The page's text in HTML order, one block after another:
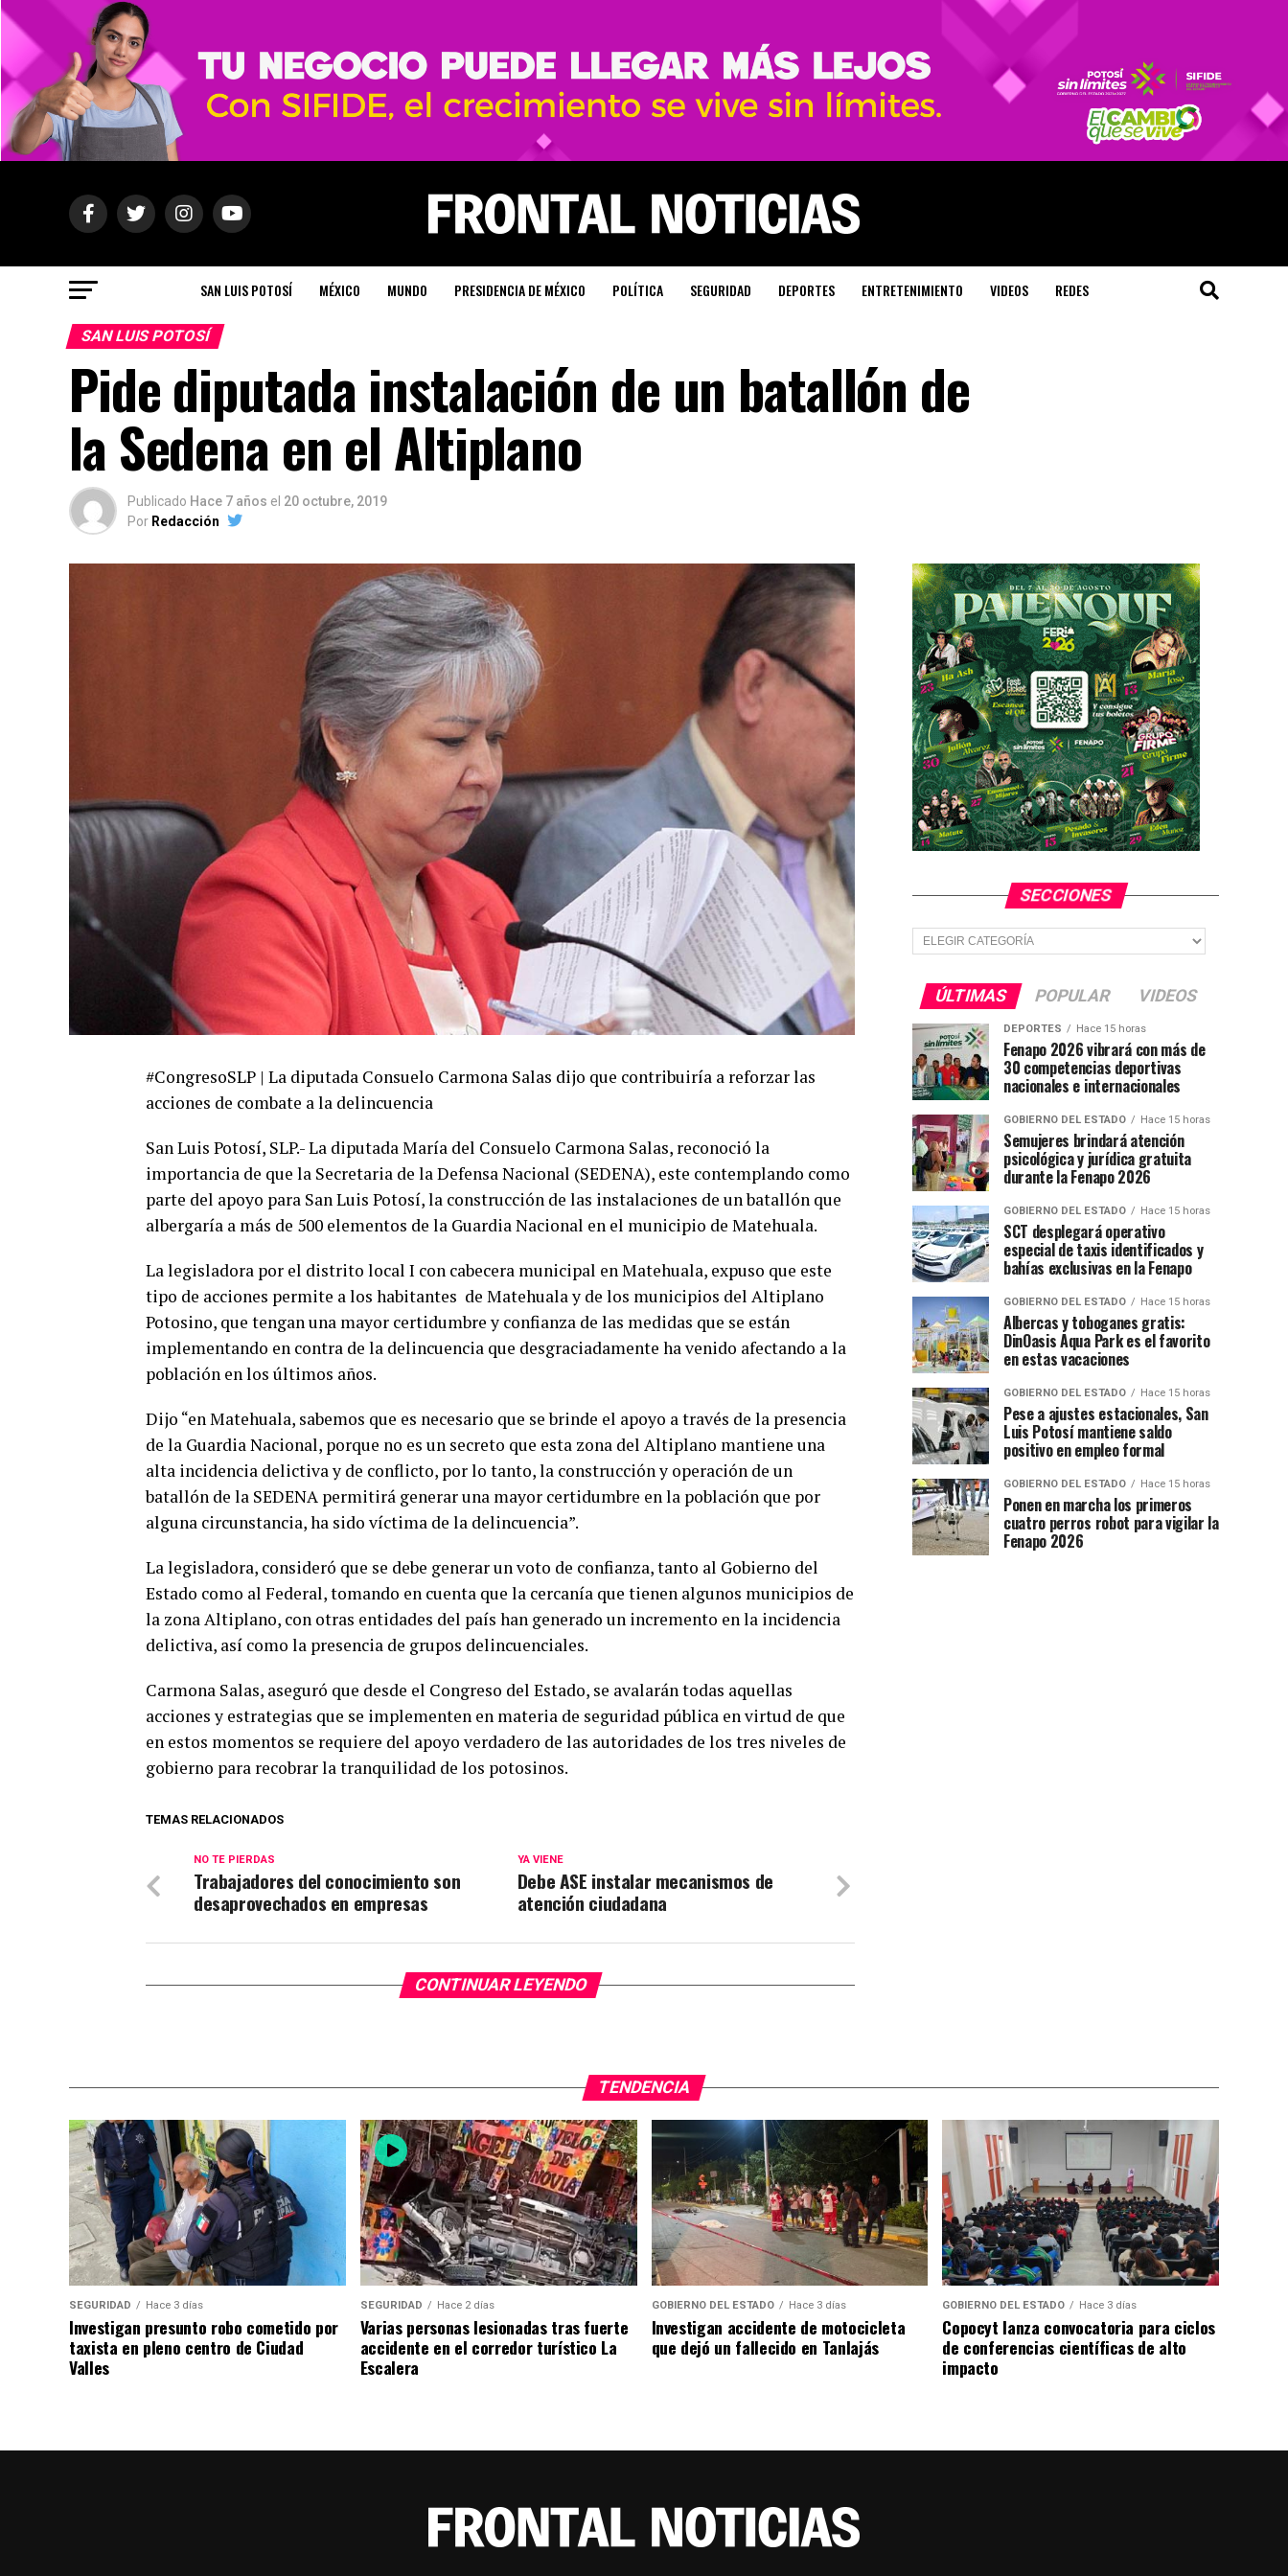
SAN LUIS POTOSÍ MÉXICO MUNDO PRESIDENCIA DE MÉXICO POLÍTICA SEGURIDAD DEPORTES ENTRETENIMIENTO VIDEOS REDES
SAN LUIS POTOSÍ
Pide diputada instalación de un batallón de
la Sedena en el Altiplano
Publicado Hace 7 años el 20 octubre, 2019
Por Redacción
#CongresoSLP | La diputada Consuelo Carmona Salas dijo que contribuiría a reforzar las
acciones de combate a la delincuencia
San Luis Potosí, SLP.- La diputada María del Consuelo Carmona Salas, reconoció la
importancia de que la Secretaria de la Defensa Nacional (SEDENA), este contemplando como
parte del apoyo para San Luis Potosí, la construcción de las instalaciones de un batallón que
albergaría a más de 500 elementos de la Guardia Nacional en el municipio de Matehuala.
La legisladora por el distrito local I con cabecera municipal en Matehuala, expuso que este
tipo de acciones permite a los habitantes de Matehuala y de los municipios del Altiplano
Potosino, que tengan una mayor certidumbre y confianza de las medidas que se están
implementando en contra de la delincuencia que desgraciadamente ha venido afectando a la
población en los últimos años.
Dijo “en Matehuala, sabemos que es necesario que se brinde el apoyo a través de la presencia
de la Guardia Nacional, porque no es un secreto que esta zona del Altiplano mantiene una
alta incidencia delictiva y de conflicto, por lo tanto, la construcción y operación de un
batallón de la SEDENA permitirá generar una mayor certidumbre en la población que por
alguna circunstancia, ha sido víctima de la delincuencia”.
La legisladora, consideró que se debe generar un voto de confianza, tanto al Gobierno del
Estado como al Federal, tomando en cuenta que la cercanía que tienen algunos municipios de
la zona Altiplano, con otras entidades del país han generado un incremento en la incidencia
delictiva, así como la presencia de grupos delincuenciales.
Carmona Salas, aseguró que desde el Congreso del Estado, se avalarán todas aquellas
acciones y estrategias que se implementen en materia de seguridad pública en virtud de que
en estos momentos se requiere del apoyo verdadero de las autoridades de los tres niveles de
gobierno para recobrar la tranquilidad de los potosinos.
TEMAS RELACIONADOS
YA VIENE
Debe ASE instalar mecanismos de
atención ciudadana
NO TE PIERDAS
Trabajadores del conocimiento son
desaprovechados en empresas
CONTINUAR LEYENDO
SECCIONES
Secciones
ÚLTIMAS POPULAR VIDEOS
DEPORTES Hace 15 horas
Fenapo 2026 vibrará con más de
30 competencias deportivas
nacionales e internacionales
GOBIERNO DEL ESTADO Hace 15 horas
Semujeres brindará atención
psicológica y jurídica gratuita
durante la Fenapo 2026
GOBIERNO DEL ESTADO Hace 15 horas
SCT desplegará operativo
especial de taxis identificados y
bahías exclusivas en la Fenapo
GOBIERNO DEL ESTADO Hace 15 horas
Albercas y toboganes gratis:
DinOasis Aqua Park es el favorito
en estas vacaciones
GOBIERNO DEL ESTADO Hace 15 horas
Pese a ajustes estacionales, San
Luis Potosí mantiene saldo
positivo en empleo formal
GOBIERNO DEL ESTADO Hace 15 horas
Ponen en marcha los primeros
cuatro perros robot para vigilar la
Fenapo 2026
TENDENCIA
SEGURIDAD Hace 3 días
Investigan presunto robo cometido por
taxista en pleno centro de Ciudad
Valles
SEGURIDAD Hace 2 días
Varias personas lesionadas tras fuerte
accidente en el corredor turístico La
Escalera
GOBIERNO DEL ESTADO Hace 3 días
Investigan accidente de motocicleta
que dejó un fallecido en Tanlajás
GOBIERNO DEL ESTADO Hace 3 días
Copocyt lanza convocatoria para ciclos
de conferencias científicas de alto
impacto